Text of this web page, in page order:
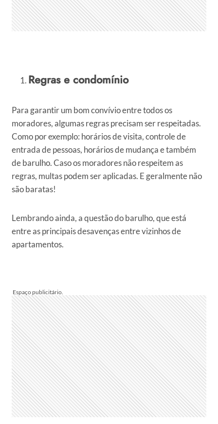
Regras e condomínio
Para garantir um bom convívio entre todos os
moradores, algumas regras precisam ser respeitadas.
Como por exemplo: horários de visita, controle de
entrada de pessoas, horários de mudança e também
de barulho. Caso os moradores não respeitem as
regras, multas podem ser aplicadas. E geralmente não
são baratas!
Lembrando ainda, a questão do barulho, que está
entre as principais desavenças entre vizinhos de
apartamentos.